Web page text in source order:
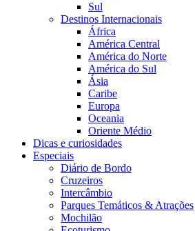
Sul
Destinos Internacionais
África
América Central
América do Norte
América do Sul
Ásia
Caribe
Europa
Oceania
Oriente Médio
Dicas e curiosidades
Especiais
Diário de Bordo
Cruzeiros
Intercâmbio
Parques Temáticos & Atrações
Mochilão